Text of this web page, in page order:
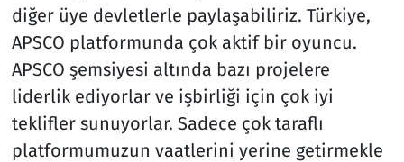
diğer üye devletlerle paylaşabiliriz. Türkiye,
APSCO platformunda çok aktif bir oyuncu.
APSCO şemsiyesi altında bazı projelere
liderlik ediyorlar ve işbirliği için çok iyi
teklifler sunuyorlar. Sadece çok taraflı
platformumuzun vaatlerini yerine getirmekle